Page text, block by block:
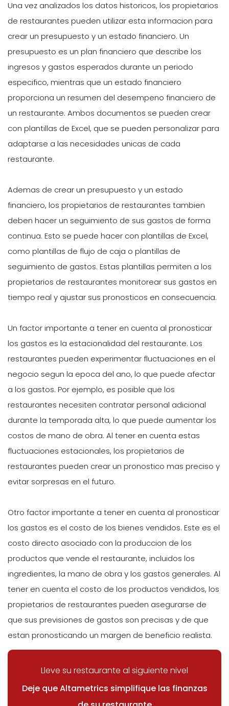
Una vez analizados los datos historicos, los propietarios
de restaurantes pueden utilizar esta informacion para
crear un presupuesto y un estado financiero. Un
presupuesto es un plan financiero que describe los
ingresos y gastos esperados durante un periodo
especifico, mientras que un estado financiero
proporciona un resumen del desempeno financiero de
un restaurante. Ambos documentos se pueden crear
con plantillas de Excel, que se pueden personalizar para
adaptarse a las necesidades unicas de cada
restaurante.
Ademas de crear un presupuesto y un estado
financiero, los propietarios de restaurantes tambien
deben hacer un seguimiento de sus gastos de forma
continua. Esto se puede hacer con plantillas de Excel,
como plantillas de flujo de caja o plantillas de
seguimiento de gastos. Estas plantillas permiten a los
propietarios de restaurantes monitorear sus gastos en
tiempo real y ajustar sus pronosticos en consecuencia.
Un factor importante a tener en cuenta al pronosticar
los gastos es la estacionalidad del restaurante. Los
restaurantes pueden experimentar fluctuaciones en el
negocio segun la epoca del ano, lo que puede afectar
a los gastos. Por ejemplo, es posible que los
restaurantes necesiten contratar personal adicional
durante la temporada alta, lo que puede aumentar los
costos de mano de obra. Al tener en cuenta estas
fluctuaciones estacionales, los propietarios de
restaurantes pueden crear un pronostico mas preciso y
evitar sorpresas en el futuro.
Otro factor importante a tener en cuenta al pronosticar
los gastos es el costo de los bienes vendidos. Este es el
costo directo asociado con la produccion de los
productos que vende el restaurante, incluidos los
ingredientes, la mano de obra y los gastos generales. Al
tener en cuenta el costo de los productos vendidos, los
propietarios de restaurantes pueden asegurarse de
que sus previsiones de gastos son precisas y de que
estan pronosticando un margen de beneficio realista.
Lleve su restaurante al siguiente nivel
Deje que Altametrics simplifique las finanzas